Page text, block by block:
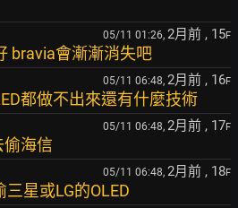
05/11 01:26, 2月前 , 15F
bravia會漸漸消失吧
05/11 06:48, 2月前 , 16F
都做不出來還有什麼技術
05/11 06:48, 2月前 , 17F
偷海信
05/11 06:48, 2月前 , 18F
星或LG的OLED